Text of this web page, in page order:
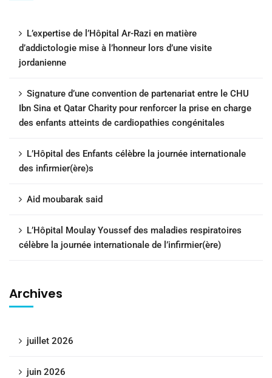
L’expertise de l’Hôpital Ar-Razi en matière
d’addictologie mise à l’honneur lors d’une visite
jordanienne
Signature d’une convention de partenariat entre le CHU
Ibn Sina et Qatar Charity pour renforcer la prise en charge
des enfants atteints de cardiopathies congénitales
L’Hôpital des Enfants célèbre la journée internationale
des infirmier(ère)s
Aid moubarak said
L’Hôpital Moulay Youssef des maladies respiratoires
célèbre la journée internationale de l’infirmier(ère)
Archives
juillet 2026
juin 2026